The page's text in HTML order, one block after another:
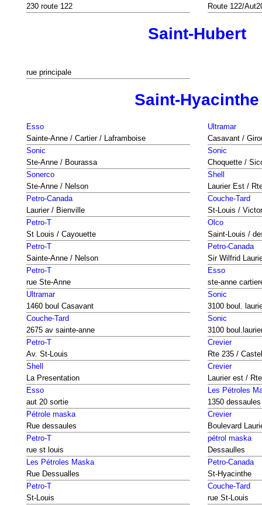
230 route 122
Route 122/
Saint-Hubert
rue principale
Saint-Hyacinthe
Esso
Sainte-Anne / Cartier / Laframboise
Ultramar
Casavant /
Sonic
Ste-Anne / Bourassa
Sonic
Choquette /
Sonerco
Ste-Anne / Nelson
Shell
Laurier Est /
Petro-Canada
Laurier / Bienville
Couche-Tard
St-Louis /
Petro-T
St Louis / Cayouette
Olco
Saint-Louis /
Petro-T
Sainte-Anne / Nelson
Petro-Canada
Sir Wilfrid
Petro-T
rue Ste-Anne
Esso
ste-anne
Ultramar
1460 boul Casavant
Sonic
3100 boul.
Couche-Tard
2675 av sainte-anne
Sonic
3100
Petro-T
Av. St-Louis
Crevier
Rte 235 /
Shell
La Presentation
Crevier
Laurier est /
Esso
aut 20 sortie
Les Pétroles
1350 dessaules
Pétrole maska
Rue dessaules
Crevier
Boulevard
Petro-T
rue st louis
pétrol maska
Dessaulles
Les Pétroles Maska
Rue Dessualles
Petro-Canada
St-Hyacinthe
Petro-T
St-Louis
Couche-Tard
rue St-Louis